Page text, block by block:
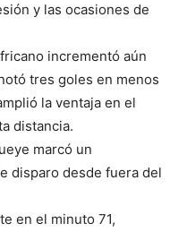
y las ocasiones de
incrementó aún
tres goles en menos
la ventaja en el
distancia.
marcó un
disparo desde fuera del
en el minuto 71,